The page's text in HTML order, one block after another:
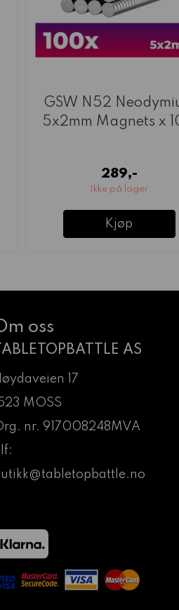
GSW N52
5x2mm Magnets x
289,-
Ikke på lager
Kjøp
oss
TABLETOPBATTLE AS
17
MOSS
nr. 917008248MVA
Tlf: